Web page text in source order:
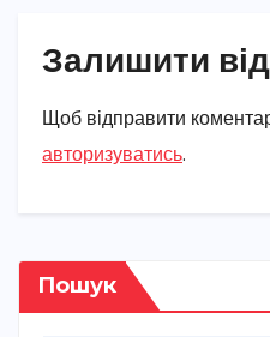
Залишити
Щоб відправити
авторизуватись.
Пошук